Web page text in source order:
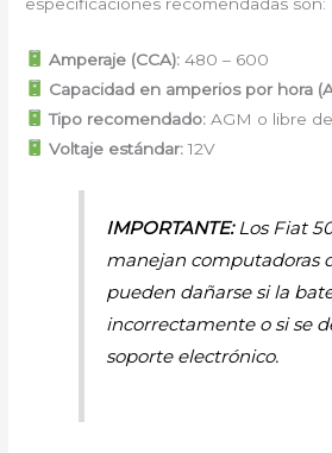
Amperaje (CCA):480 – 600
Capacidad en amperios por hora
Tipo recomendado:AGM o libre
Voltaje estándar:12V
IMPORTANTE:Los Fiat
manejan computadoras
pueden dañarse si la
incorrectamente o si se
soporte electrónico.